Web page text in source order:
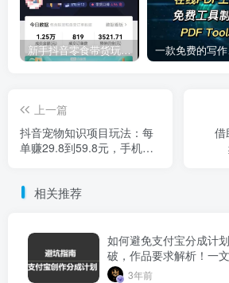
上一篇
抖音宠物知识项目玩法：每
单赚29.8到59.8元，手机可
借
相关推荐
如何避免支付宝分成计
破，作品要求解析！一
3年前